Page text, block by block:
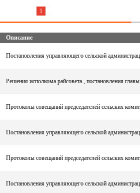
1
Описание
Постановления управляющего сельской
Решения исполкома райсовета , постановления
Протоколы совещаний председателей сельских
Постановления управляющего сельской
Протоколы совещаний председателей сельских
Постановления управляющего сельской